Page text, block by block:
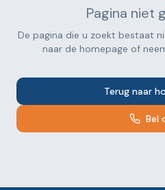
Pagina niet
De pagina die u zoekt bestaat
naar de homepage of
Terug naar
Bel